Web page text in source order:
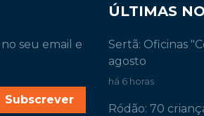
seu email e
Subscrever
ÚLTIMAS
Sertã: Oficinas
agosto
há 6 horas
Ródão: 70